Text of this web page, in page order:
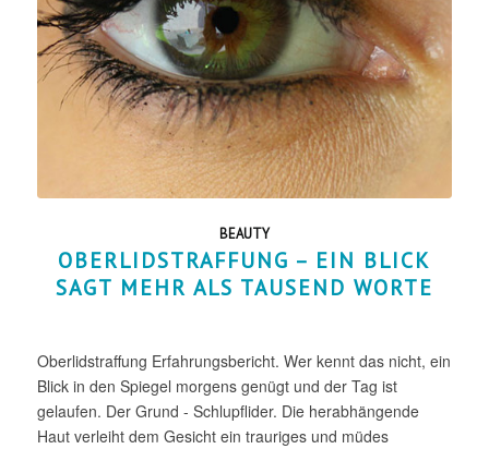
BEAUTY
OBERLIDSTRAFFUNG – EIN BLICK
SAGT MEHR ALS TAUSEND WORTE
Oberlidstraffung Erfahrungsbericht. Wer kennt das nicht, ein
Blick in den Spiegel morgens genügt und der Tag ist
gelaufen. Der Grund - Schlupflider. Die herabhängende
Haut verleiht dem Gesicht ein trauriges und müdes